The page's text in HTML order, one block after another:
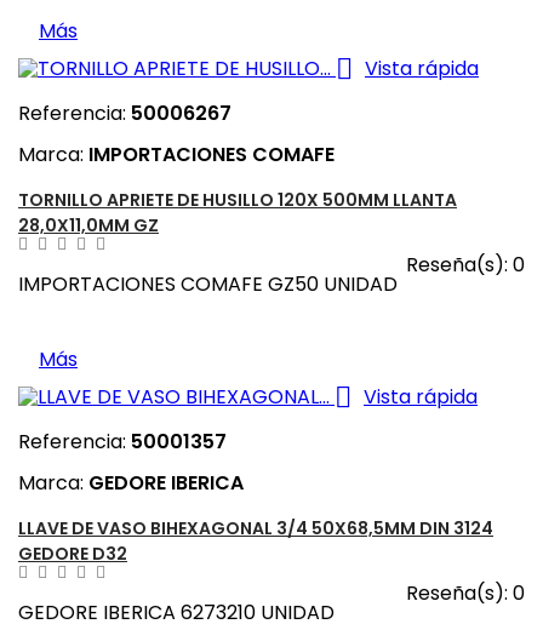
Más
 Vista rápida
Referencia: 50006267
Marca: IMPORTACIONES COMAFE
TORNILLO APRIETE DE HUSILLO 120X 500MM LLANTA
28,0X11,0MM GZ
Reseña(s): 0
IMPORTACIONES COMAFE GZ50 UNIDAD
Más
 Vista rápida
Referencia: 50001357
Marca: GEDORE IBERICA
LLAVE DE VASO BIHEXAGONAL 3/4 50X68,5MM DIN 3124
GEDORE D32
Reseña(s): 0
GEDORE IBERICA 6273210 UNIDAD